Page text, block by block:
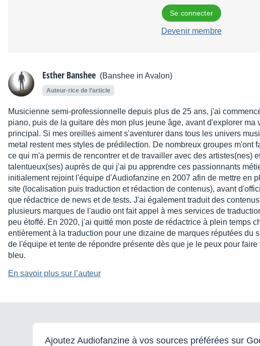
Se connecter
Devenir membre
Esther Banshee (Banshee in Avalon)
Auteur·rice de l’article
Musicienne semi-professionnelle depuis plus de 25 ans, j'ai
piano, puis de la guitare dès mon plus jeune âge, avant d'explorer ma
principal. Si mes oreilles aiment s'aventurer dans tous les univers
metal restent mes styles de prédilection. De nombreux groupes m'ont
ce qui m'a permis de rencontrer et de travailler avec des artistes(nes)
talentueux(ses) auprès de qui j'ai pu apprendre ces passionnants
initialement rejoint l'équipe d'Audiofanzine en 2007 afin de mettre en
site (localisation puis traduction et rédaction de contenus), avant
que rédactrice de news et de tests. J'ai également traduit des
plusieurs marques de l'audio ont fait appel à mes services de
peu étoffé. En 2020, j'ai quitté mon poste de rédactrice à plein temps
entièrement à la traduction pour une dizaine de marques réputées du
de l'équipe et tente de répondre présente dès que je le peux pour
bleu.
En savoir plus sur l’auteur
Ajoutez Audiofanzine à vos sources préférées sur